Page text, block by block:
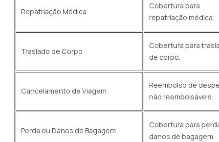
Repatriação Médica
Cobertura para
repatriação médica.
Traslado de Corpo
Cobertura para
de corpo.
Cancelamento de Viagem
Reembolso de
não reembolsáveis.
Perda ou Danos de Bagagem
Cobertura para
danos de bagagem.